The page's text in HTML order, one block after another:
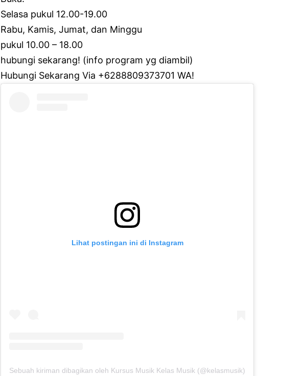
Selasa pukul 12.00-19.00
Rabu, Kamis, Jumat, dan Minggu
pukul 10.00 – 18.00
hubungi sekarang! (info program yg diambil)
Hubungi Sekarang Via +6288809373701 WA!
Lihat postingan ini di Instagram
Sebuah kiriman dibagikan oleh Kursus Musik Kelas Musik (@kelasmusik)